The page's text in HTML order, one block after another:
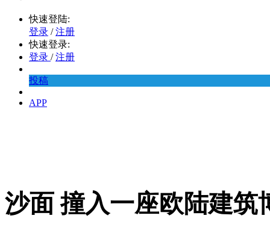
快速登陆:
登录 / 注册
快速登录:
登录 / 注册
投稿
APP
沙面 撞入一座欧陆建筑